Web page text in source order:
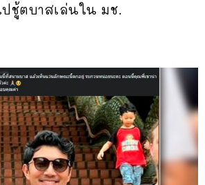
ชู้ตบาสเล่นใน มช.